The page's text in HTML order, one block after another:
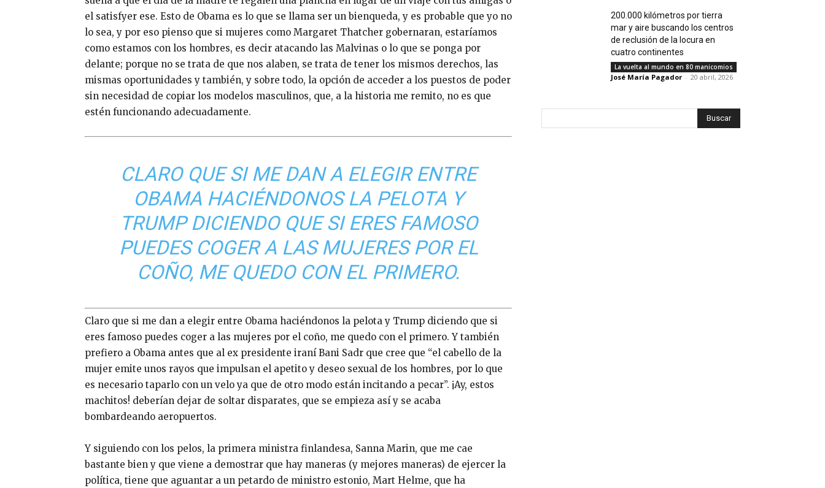
el satisfyer ese. Esto de Obama es lo que se llama ser un bienqueda, y es probable que yo no
lo sea, y por eso pienso que si mujeres como Margaret Thatcher gobernaran, estaríamos
como estamos con los hombres, es decir atacando las Malvinas o lo que se ponga por
delante; porque no se trata de que nos alaben, se trata de tener los mismos derechos, las
mismas oportunidades y también, y sobre todo, la opción de acceder a los puestos de poder
sin necesidad de copiar los modelos masculinos, que, a la historia me remito, no es que
estén funcionando adecuadamente.
CLARO QUE SI ME DAN A ELEGIR ENTRE
OBAMA HACIÉNDONOS LA PELOTA Y
TRUMP DICIENDO QUE SI ERES FAMOSO
PUEDES COGER A LAS MUJERES POR EL
COÑO, ME QUEDO CON EL PRIMERO.
Claro que si me dan a elegir entre Obama haciéndonos la pelota y Trump diciendo que si
eres famoso puedes coger a las mujeres por el coño, me quedo con el primero. Y también
prefiero a Obama antes que al ex presidente iraní Bani Sadr que cree que “el cabello de la
mujer emite unos rayos que impulsan el apetito y deseo sexual de los hombres, por lo que
es necesario taparlo con un velo ya que de otro modo están incitando a pecar”. ¡Ay, estos
machitos! deberían dejar de soltar disparates, que se empieza así y se acaba
bombardeando aeropuertos.
Y siguiendo con los pelos, la primera ministra finlandesa, Sanna Marin, que me cae
bastante bien y que viene a demostrar que hay maneras (y mejores maneras) de ejercer la
política, tiene que aguantar a un petardo de ministro estonio, Mart Helme, que ha
200.000 kilómetros por tierra
mar y aire buscando los centros
de reclusión de la locura en
cuatro continentes
La vuelta al mundo en 80 manicomios
José María Pagador - 20 abril, 2026
Buscar